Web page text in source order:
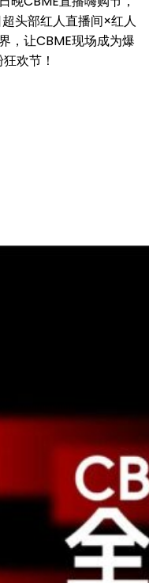
头部红人直播间×红人
，让CBME现场成为爆
欢节！